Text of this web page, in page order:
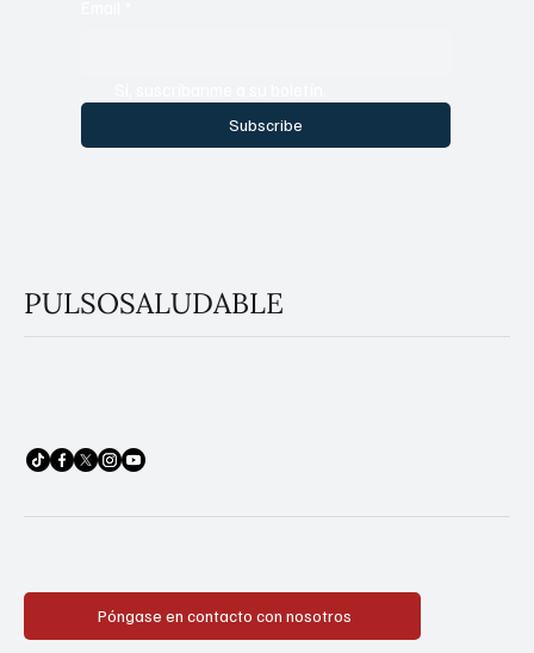
Subscribe
PULSOSALUDABLE
Póngase en contacto con nosotros